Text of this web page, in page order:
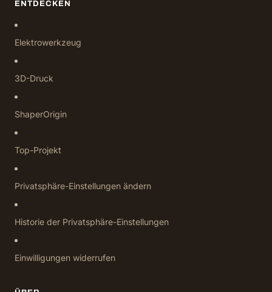
ENTDECKEN
Elektrowerkzeug
3D-Druck
ShaperOrigin
Top-Projekt
Privatsphäre-Einstellungen ändern
Historie der Privatsphäre-Einstellungen
Einwilligungen widerrufen